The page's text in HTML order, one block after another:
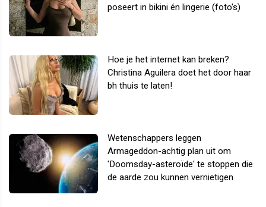
poseert in bikini én lingerie (foto's)
Hoe je het internet kan breken?
Christina Aguilera doet het door haar
bh thuis te laten!
Wetenschappers leggen
Armageddon-achtig plan uit om
'Doomsday-asteroïde' te stoppen die
de aarde zou kunnen vernietigen